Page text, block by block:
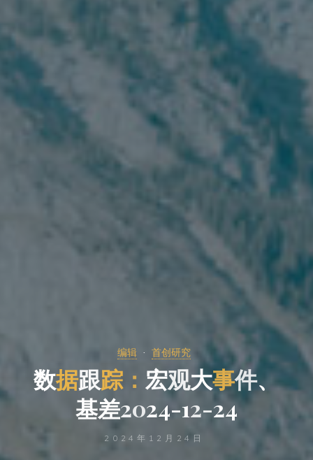
编辑 首创研究
数据跟踪 ： 宏观大事件、
基差2024-12-24
2024年12月24日